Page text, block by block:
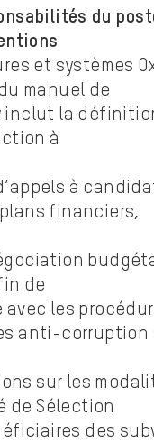
du
et systèmes
manuel de
inclut la
à
à
financiers,
de
les
anti-
sur les
de Sélection
des